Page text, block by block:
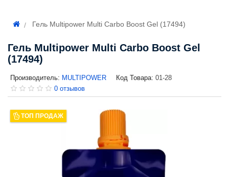
Гель Multipower Multi Carbo Boost Gel (17494)
Гель Multipower Multi Carbo Boost Gel
(17494)
Производитель: MULTIPOWER Код Товара: 01-28
0 отзывов
ТОП ПРОДАЖ